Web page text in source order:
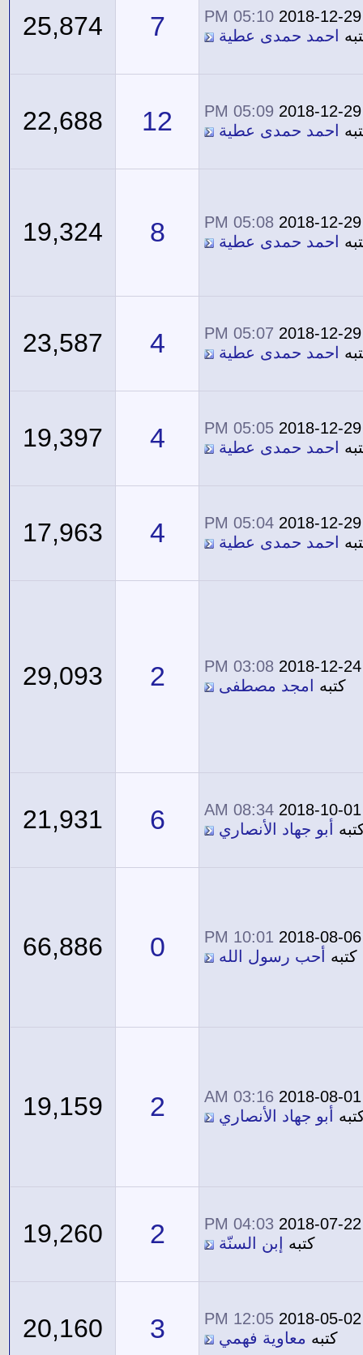
2018-12-29
05:10 PM
احمد حمدى عطية 7
25,874
2018-12-29
05:09 PM
احمد حمدى عطية 12
22,688
2018-12-29
05:08 PM
احمد حمدى عطية 8
19,324
2018-12-29
05:07 PM
احمد حمدى عطية 4
23,587
2018-12-29
05:05 PM
احمد حمدى عطية 4
19,397
2018-12-29
05:04 PM
احمد حمدى عطية 4
17,963
2018-12-24
03:08 PM
كتبه
امجد مصطفى 2
29,093
2018-10-01
08:34 AM
أبو جهاد الأنصاري 6
21,931
2018-08-06
10:01 PM
كتبه
أحب رسول الله 0
66,886
2018-08-01
03:16 AM
أبو جهاد الأنصاري 2
19,159
2018-07-22
04:03 PM
كتبه
إبن السنّة 2
19,260
2018-05-02
12:05 PM
كتبه معاوية فهمي 3
20,160